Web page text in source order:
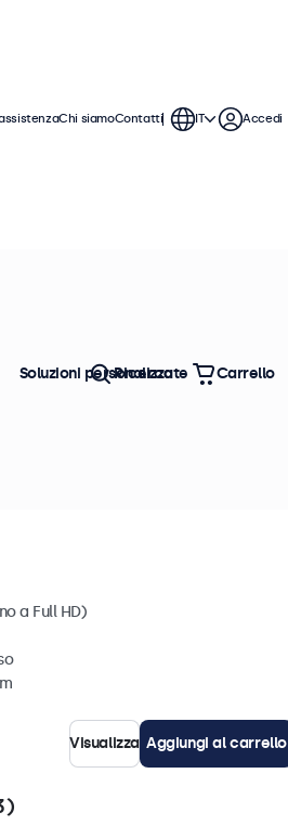
offrono ampie opzioni
qualsiasi
Più venduto
a Full HD)
Visualizza Aggiungi al carrello
Chi siamoContatti IT Accedi
Soluzioni personalizzate
Ricerca Carrello